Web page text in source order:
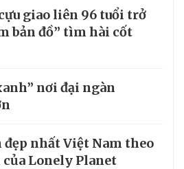
giao liên 96 tuổi trở
bản đồ” tìm hài cốt
nơi đại ngàn
đẹp nhất Việt Nam theo
Lonely Planet